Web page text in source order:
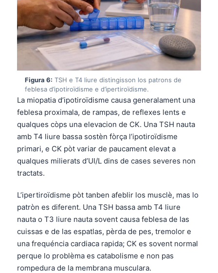
Figura 6: TSH e T4 liure distingisson los patrons de
feblesa d’ipotiroïdisme e d’ipertiroïdisme.
La miopatia d’ipotiroïdisme causa generalament una
feblesa proximala, de rampas, de reflexes lents e
qualques còps una elevacion de CK. Una TSH nauta
amb T4 liure bassa sostèn fòrça l’ipotiroïdisme
primari, e CK pòt variar de paucament elevat a
qualques milierats d’UI/L dins de cases severes non
tractats.
L’ipertiroïdisme pòt tanben afeblir los musclè, mas lo
patròn es diferent. Una TSH bassa amb T4 liure
nauta o T3 liure nauta sovent causa feblesa de las
cuissas e de las espatlas, pèrda de pes, tremolor e
una frequéncia cardiaca rapida; CK es sovent normal
perque lo problèma es catabolisme e non pas
rompedura de la membrana musculara.
Slovenščina
Magyar
Shqip
اردو
తెలుగు
தமிழ்
ગુજરાતી
ಕನ್ನಡ
മലയാളം
Bahasa Melayu
Tiếng Việt
Tagalog
ไทย
ဗမာစာ
ភាសាខ្មែរ